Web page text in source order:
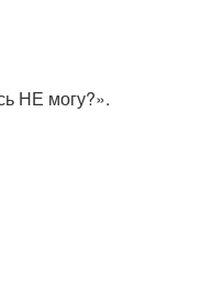
НЕ могу?».